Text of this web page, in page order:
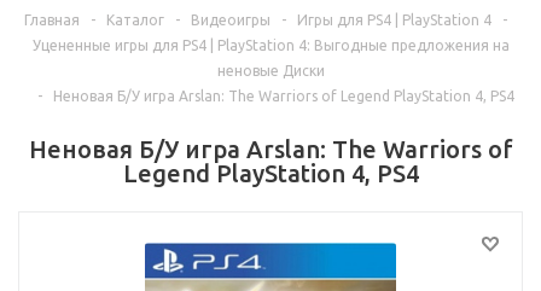
Главная - Каталог - Видеоигры - Игры для PS4 | PlayStation 4
-
Уцененные игры для PS4 | PlayStation 4: Выгодные предложения на
неновые Диски
-
Неновая Б/У игра Arslan: The Warriors of Legend PlayStation 4, PS4
Неновая Б/У игра Arslan: The Warriors of
Legend PlayStation 4, PS4